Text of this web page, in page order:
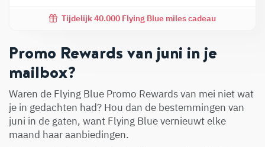
Tijdelijk 40.000 Flying Blue miles cadeau
Promo Rewards van juni in je
mailbox?
Waren de Flying Blue Promo Rewards van mei niet wat
je in gedachten had? Hou dan de bestemmingen van
juni in de gaten, want Flying Blue vernieuwt elke
maand haar aanbiedingen.